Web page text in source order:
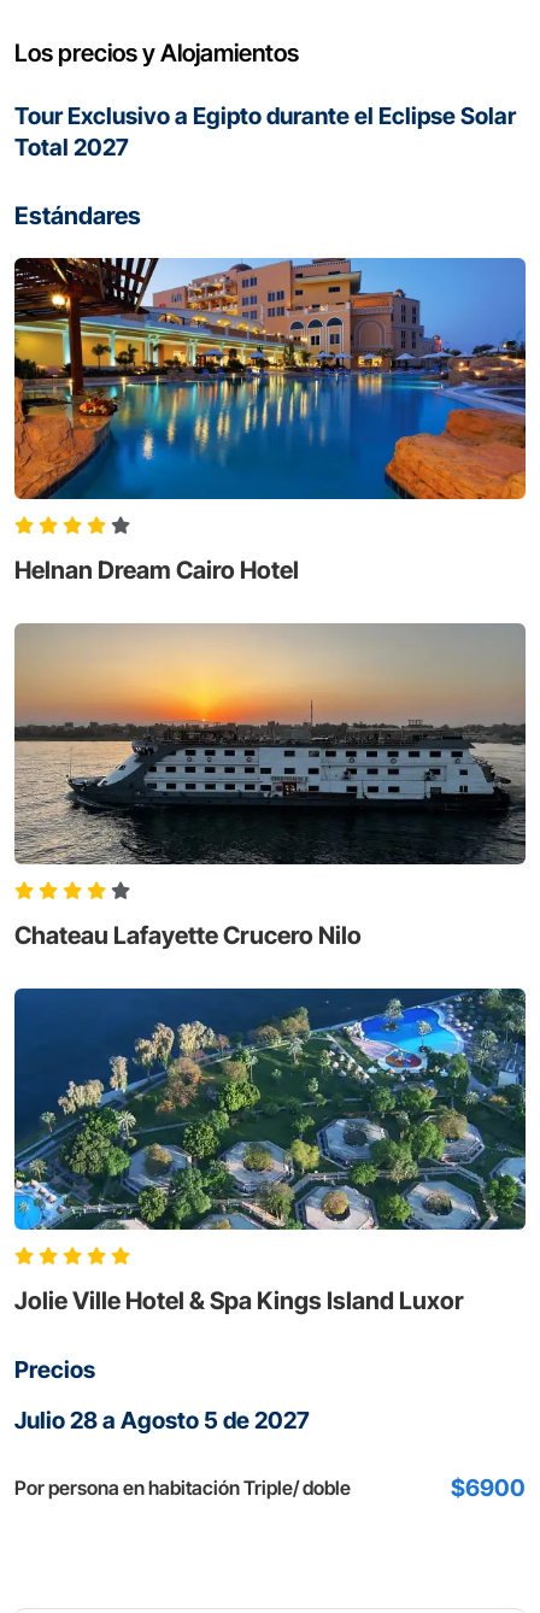
Los precios y Alojamientos
Tour Exclusivo a Egipto durante el Eclipse Solar
Total 2027
Estándares
Helnan Dream Cairo Hotel
Chateau Lafayette Crucero Nilo
Jolie Ville Hotel & Spa Kings Island Luxor
Precios
Julio 28 a Agosto 5 de 2027
Por persona en habitación Triple/ doble $6900